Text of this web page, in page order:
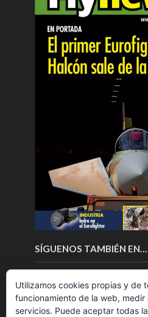
SÍGUENOS TAMBIÉN EN…
Utilizamos cookies propias y de
funcionamiento de la web, medir
servicios. Puede aceptar todas